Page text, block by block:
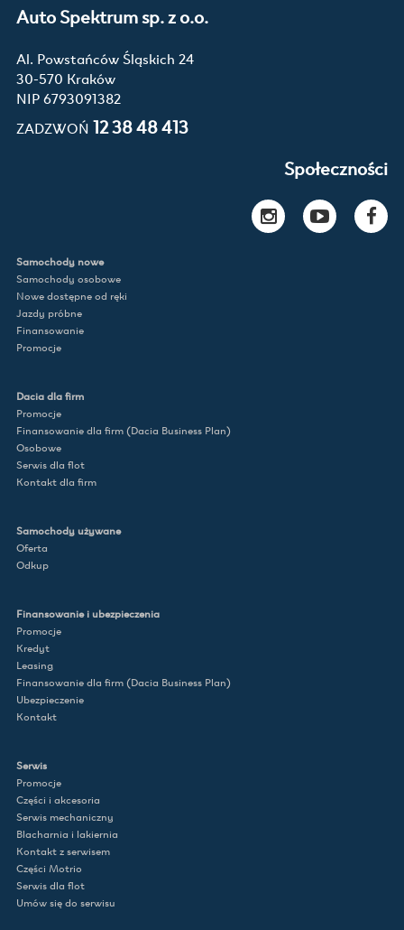
Auto Spektrum sp. z o.o.
Al. Powstańców Śląskich 24
30-570 Kraków
NIP 6793091382
ZADZWOŃ12 38 48 413
Społeczności
Samochody nowe
Samochody osobowe
Nowe dostępne od ręki
Jazdy próbne
Finansowanie
Promocje
Dacia dla firm
Promocje
Finansowanie dla firm (Dacia Business Plan)
Osobowe
Serwis dla flot
Kontakt dla firm
Samochody używane
Oferta
Odkup
Finansowanie i ubezpieczenia
Promocje
Kredyt
Leasing
Finansowanie dla firm (Dacia Business Plan)
Ubezpieczenie
Kontakt
Serwis
Promocje
Części i akcesoria
Serwis mechaniczny
Blacharnia i lakiernia
Kontakt z serwisem
Części Motrio
Serwis dla flot
Umów się do serwisu